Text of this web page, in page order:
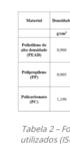
Tabela 2 –
utilizados